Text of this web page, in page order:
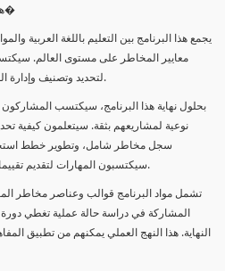
هذا الكورس للمبتدئين الراغبين في تط�
يجمع هذا البرنامج بين التعليم باللغة العربية
معايير المخاطر على مستوى العالم.
لتحديد وتصنيف وإدارة المخاطر على مدار دورة حياة المشروع.
بحلول نهاية هذا البرنامج، سيكتسب المشاركون
نوعية لمشاريعهم بثقة. سيتعلمون كيفية
سجل مخاطر شامل، وتطوير خطط
سيكتسبون المهارات لتقديم تقييمات المخاطر عبر لوحة معلومات فعالة.
تشمل مواد البرنامج قوالب وعناصر مخاطر
المشاركة في دراسة حالة عملية تغطي دورة
النهاية. هذا النهج العملي يمكنهم من تطبيق